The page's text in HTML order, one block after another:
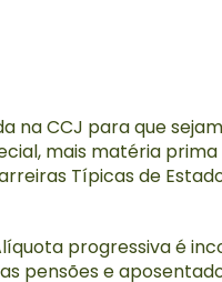
na CCJ para que
mais matéria
Típicas de
progressiva é
pensões e